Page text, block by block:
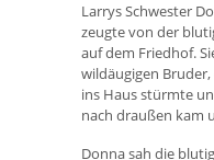
Larrys Schwester
zeugte von der
auf dem Friedhof.
wildäugigen
ins Haus stürmte
nach draußen kam
Donna sah die